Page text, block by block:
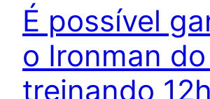
É possível
o Ironman
treinando